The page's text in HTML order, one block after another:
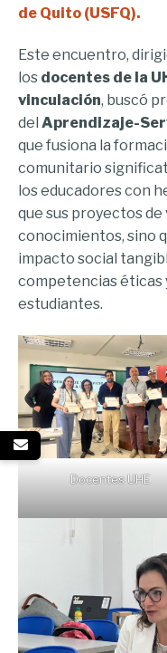
de Quito (USFQ).
Este encuentro,
los docentes de la
vinculación, buscó
del Aprendizaje-
que fusiona la
comunitario
los educadores con
que sus proyectos
conocimientos, sino
impacto social
competencias éticas
estudiantes.
Docentes UHE